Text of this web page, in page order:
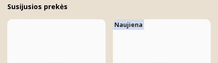
Susijusios prekės
Naujiena